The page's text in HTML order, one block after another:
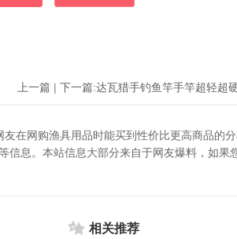
上一篇 | 下一篇:
在网购渔具用品时能买到性价比更高商品的
信息。本站信息大部分来自于网友爆料，如果
相关推荐